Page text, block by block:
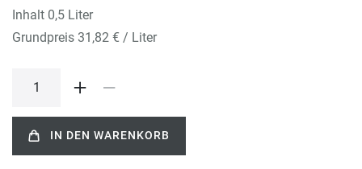
Inhalt 0,5 Liter
Grundpreis 31,82 € / Liter
IN DEN WARENKORB